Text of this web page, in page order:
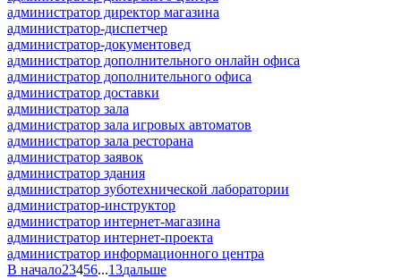
администратор директор магазина
администратор-диспетчер
администратор-документовед
администратор дополнительного онлайн офиса
администратор дополнительного офиса
администратор доставки
администратор зала
администратор зала игровых автоматов
администратор зала ресторана
администратор заявок
администратор здания
администратор зуботехнической лаборатории
администратор-инструктор
администратор интернет-магазина
администратор интернет-проекта
администратор информационного центра
В начало23456...13дальше